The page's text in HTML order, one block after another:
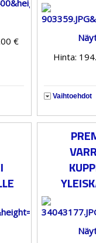
€
Hinta:
Vaihtoehdot